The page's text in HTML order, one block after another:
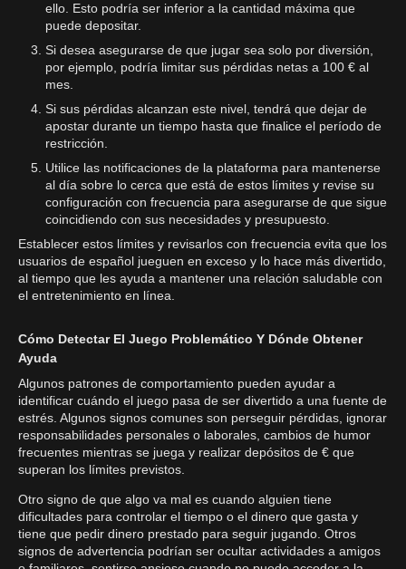
ello. Esto podría ser inferior a la cantidad máxima que
puede depositar.
Si desea asegurarse de que jugar sea solo por diversión,
por ejemplo, podría limitar sus pérdidas netas a 100 € al
mes.
Si sus pérdidas alcanzan este nivel, tendrá que dejar de
apostar durante un tiempo hasta que finalice el período de
restricción.
Utilice las notificaciones de la plataforma para mantenerse
al día sobre lo cerca que está de estos límites y revise su
configuración con frecuencia para asegurarse de que sigue
coincidiendo con sus necesidades y presupuesto.
Establecer estos límites y revisarlos con frecuencia evita que los
usuarios de español jueguen en exceso y lo hace más divertido,
al tiempo que les ayuda a mantener una relación saludable con
el entretenimiento en línea.
Cómo Detectar El Juego Problemático Y Dónde Obtener
Ayuda
Algunos patrones de comportamiento pueden ayudar a
identificar cuándo el juego pasa de ser divertido a una fuente de
estrés. Algunos signos comunes son perseguir pérdidas, ignorar
responsabilidades personales o laborales, cambios de humor
frecuentes mientras se juega y realizar depósitos de € que
superan los límites previstos.
Otro signo de que algo va mal es cuando alguien tiene
dificultades para controlar el tiempo o el dinero que gasta y
tiene que pedir dinero prestado para seguir jugando. Otros
signos de advertencia podrían ser ocultar actividades a amigos